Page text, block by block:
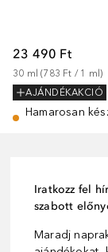
23 490 Ft
30 ml (783 Ft / 1 ml)
AJÁNDÉKAKCIÓ
Hamarosan
Iratkozz fel
szabott
Maradj